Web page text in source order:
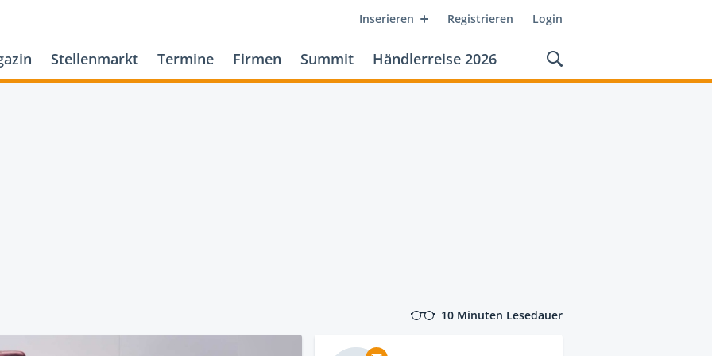
Inserieren Registrieren Login
Stellenmarkt Termine Firmen Summit Händlerreise 2026
10 Minuten Lesedauer